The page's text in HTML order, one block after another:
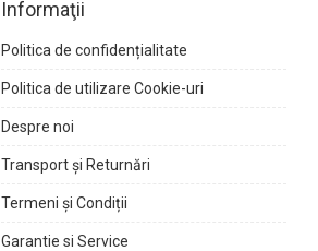
Informaţii
Politica de confidențialitate
Politica de utilizare Cookie-uri
Despre noi
Transport și Returnări
Termeni și Condiții
Garantie si Service